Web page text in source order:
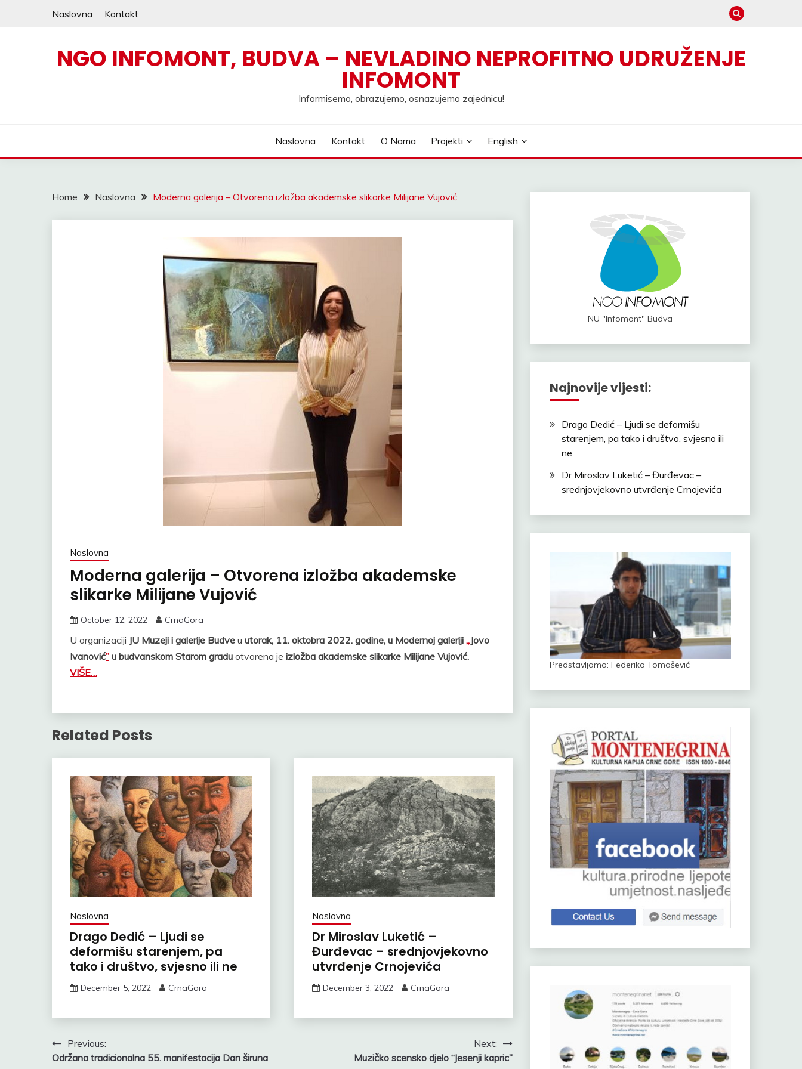
Naslovna Kontakt
NGO INFOMONT, BUDVA – NEVLADINO NEPROFITNO UDRUŽENJE
INFOMONT
Informisemo, obrazujemo, osnazujemo zajednicu!
Naslovna Kontakt O Nama Projekti English
Home Naslovna Moderna galerija – Otvorena izložba akademske slikarke Milijane Vujović
Naslovna
Moderna galerija – Otvorena izložba akademske
slikarke Milijane Vujović
October 12, 2022 CrnaGora
U organizaciji JU Muzeji i galerije Budve u utorak, 11. oktobra 2022. godine, u Modernoj galeriji „Jovo
Ivanović” u budvanskom Starom gradu otvorena je izložba akademske slikarke Milijane Vujović.
VIŠE…
Related Posts
Naslovna
Drago Dedić – Ljudi se
deformišu starenjem, pa
tako i društvo, svjesno ili ne
December 5, 2022 CrnaGora
Naslovna
Dr Miroslav Luketić –
Đurđevac – srednjovjekovno
utvrđenje Crnojevića
December 3, 2022 CrnaGora
PostPrevious:
Održana tradicionalna 55. manifestacija Dan širuna
Next:
Muzičko scensko djelo “Jesenji kapric”
NU "Infomont" Budva
Najnovije vijesti:
Drago Dedić – Ljudi se deformišu
starenjem, pa tako i društvo, svjesno ili
ne
Dr Miroslav Luketić – Đurđevac –
srednjovjekovno utvrđenje Crnojevića
Predstavljamo: Federiko Tomašević